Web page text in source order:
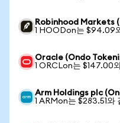
Robinhood Markets
1 HOODon는 $94.09
Oracle (Ondo
1 ORCLon는 $147.00
Arm Holdings plc
1 ARMon는 $283.51와